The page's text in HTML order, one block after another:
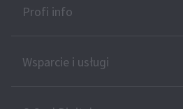
Profi info
Wsparcie i usługi